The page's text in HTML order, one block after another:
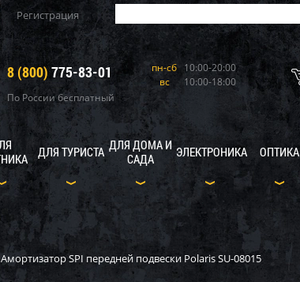
Регистрация
8 (800) 775-83-01
По России бесплатный
пн-сб 10:00-20:00
вс
10:00-18:00
ДЛЯ ТУРИСТА ДЛЯ ДОМА И
САДА
ЭЛЕКТРОНИКА ОПТИКА
Амортизатор SPI передней подвески Polaris SU-08015